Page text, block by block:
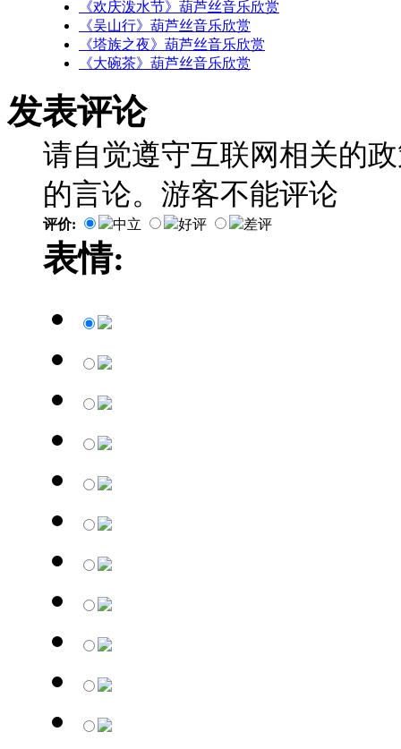
《欢庆泼水节》葫芦丝音乐欣赏
《吴山行》葫芦丝音乐欣赏
《塔族之夜》葫芦丝音乐欣赏
《大碗茶》葫芦丝音乐欣赏
发表评论
请自觉遵守互联网相关的
的言论。游客不能评论
评价: 中立 好评 差评
表情: